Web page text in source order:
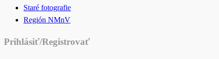
Staré fotografie
Región NMnV
Prihlásiť/Registrovať